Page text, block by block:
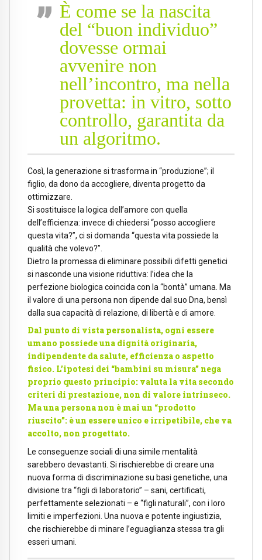
È come se la nascita
del “buon individuo”
dovesse ormai
avvenire non
nell’incontro, ma nella
provetta: in vitro, sotto
controllo, garantita da
un algoritmo.
Così, la generazione si trasforma in “produzione”; il
figlio, da dono da accogliere, diventa progetto da
ottimizzare.
Si sostituisce la logica dell’amore con quella
dell’efficienza: invece di chiedersi “posso accogliere
questa vita?”, ci si domanda “questa vita possiede la
qualità che volevo?”.
Dietro la promessa di eliminare possibili difetti genetici
si nasconde una visione riduttiva: l’idea che la
perfezione biologica coincida con la “bontà” umana. Ma
il valore di una persona non dipende dal suo Dna, bensì
dalla sua capacità di relazione, di libertà e di amore.
Dal punto di vista personalista, ogni essere
umano possiede una dignità originaria,
indipendente da salute, efficienza o aspetto
fisico. L’ipotesi dei “bambini su misura” nega
proprio questo principio: valuta la vita secondo
criteri di prestazione, non di valore intrinseco.
Ma una persona non è mai un “prodotto
riuscito”: è un essere unico e irripetibile, che va
accolto, non progettato.
Le conseguenze sociali di una simile mentalità
sarebbero devastanti. Si rischierebbe di creare una
nuova forma di discriminazione su basi genetiche, una
divisione tra “figli di laboratorio” – sani, certificati,
perfettamente selezionati – e “figli naturali”, con i loro
limiti e imperfezioni. Una nuova e potente ingiustizia,
che rischierebbe di minare l’eguaglianza stessa tra gli
esseri umani.